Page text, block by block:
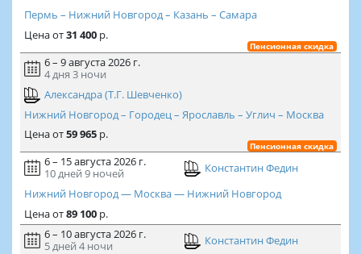
Пермь – Нижний Новгород – Казань – Самара
Ценаот31 400р.
Пенсионная скидка
6 – 9 августа 2026 г.
4 дня 3 ночи
Александра (Т.Г. Шевченко)
Нижний Новгород – Городец – Ярославль – Углич – Москва
Ценаот59 965р.
Пенсионная скидка
6 – 15 августа 2026 г.
10 дней 9 ночей
Константин Федин
Нижний Новгород — Москва — Нижний Новгород
Ценаот89 100р.
6 – 10 августа 2026 г.
5 дней 4 ночи Константин Федин